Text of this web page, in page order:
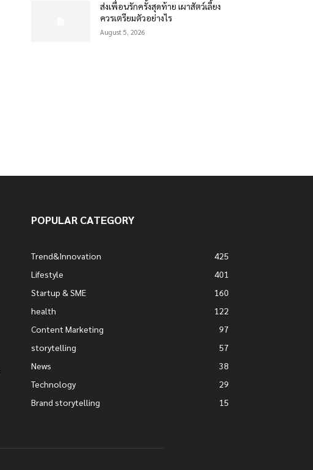
ส่งเพื่อนรักครั้งสุดท้าย เผาสัตว์เลี้ยง
ควรเตรียมตัวอย่างไร
August 5, 2026
POPULAR CATEGORY
Trend&Innovation
425
Lifestyle
401
Startup & SME
160
health
122
Content Marketing
97
storytelling
57
News
38
Technology
29
Brand storytelling
15